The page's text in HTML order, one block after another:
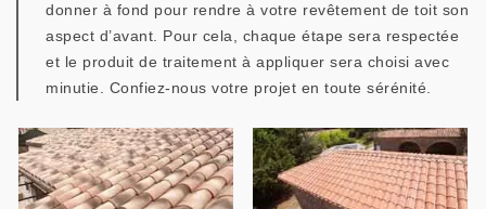
donner à fond pour rendre à votre revêtement de toit son
aspect d’avant. Pour cela, chaque étape sera respectée
et le produit de traitement à appliquer sera choisi avec
minutie. Confiez-nous votre projet en toute sérénité.